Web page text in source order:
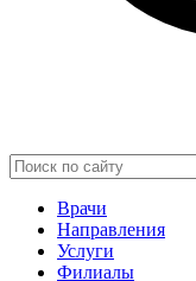
Врачи
Направления
Услуги
Филиалы